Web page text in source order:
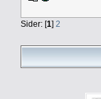
Sider: [1] 2